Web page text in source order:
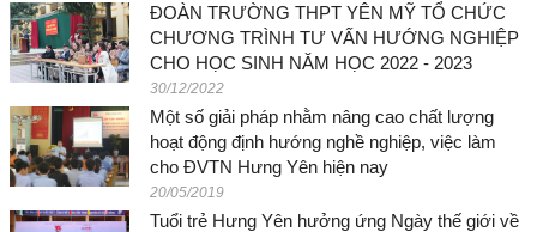
ĐOÀN TRƯỜNG THPT YÊN MỸ TỔ CHỨC
CHƯƠNG TRÌNH TƯ VẤN HƯỚNG NGHIỆP
CHO HỌC SINH NĂM HỌC 2022 - 2023
30/12/2022
Một số giải pháp nhằm nâng cao chất lượng
hoạt động định hướng nghề nghiệp, việc làm
cho ĐVTN Hưng Yên hiện nay
20/05/2019
Tuổi trẻ Hưng Yên hưởng ứng Ngày thế giới về